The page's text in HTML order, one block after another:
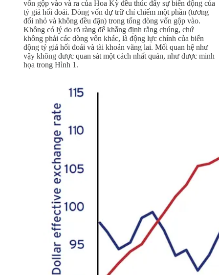
vốn gộp vào và ra của Hoa Kỳ đều thúc đẩy sự biến động của
tỷ giá hối đoái. Dòng vốn dự trữ chỉ chiếm một phần (tương
đối nhỏ và không đều đặn) trong tổng dòng vốn gộp vào.
Không có lý do rõ ràng để khẳng định rằng chúng, chứ
không phải các dòng vốn khác, là động lực chính của biến
động tỷ giá hối đoái và tài khoản vãng lai. Mối quan hệ như
vậy không được quan sát một cách nhất quán, như được minh
họa trong Hình 1.